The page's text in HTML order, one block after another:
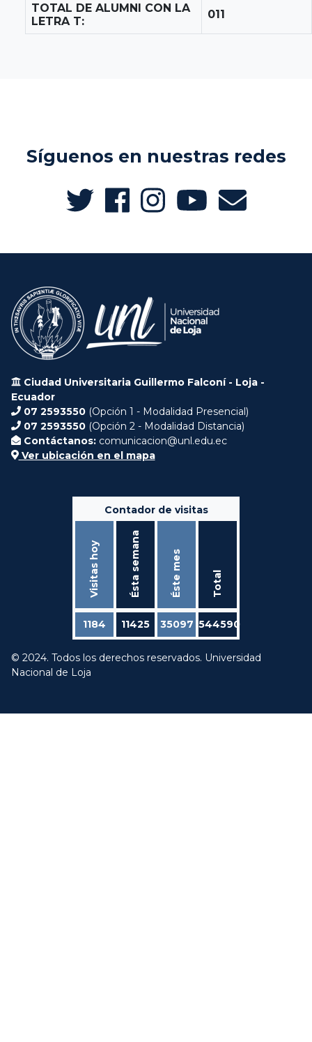
TOTAL DE ALUMNI CON LA
LETRA T:
011
Síguenos en nuestras redes
Ciudad Universitaria Guillermo Falconí - Loja -
Ecuador
07 2593550 (Opción 1 - Modalidad Presencial)
07 2593550 (Opción 2 - Modalidad Distancia)
Contáctanos: comunicacion@unl.edu.ec
Ver ubicación en el mapa
Contador de visitas
Visitas hoy Ésta semana Éste mes Total
1184 11425 35097 544590
© 2024. Todos los derechos reservados. Universidad
Nacional de Loja